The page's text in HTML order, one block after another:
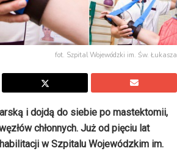
fot. Szpital Wojewódzki im. Św. Łukasza
i dojdą do siebie po mastektomii,
chłonnych. Już od pięciu lat
w Szpitalu Wojewódzkim im.